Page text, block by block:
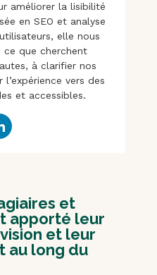
améliorer la lisibilité
en SEO et analyse
elle nous
ce que cherchent
à clarifier nos
vers des
et accessibles.
et
apporté leur
et leur
au long du